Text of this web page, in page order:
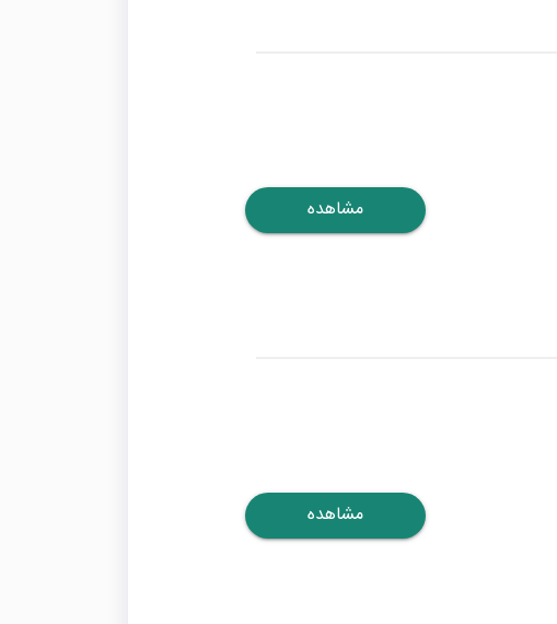
مشاهده
مشاهده